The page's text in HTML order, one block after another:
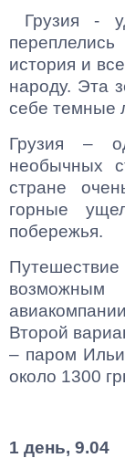
Грузия -
история и
народу. Эта
себе темные
Грузия –
необычных
стране
горные
побережья.
Второй
– паром
около 1300
1 день, 9.04